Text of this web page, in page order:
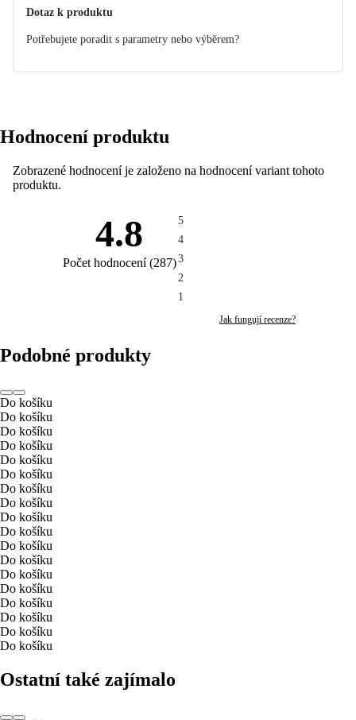
Dotaz k produktu
Potřebujete poradit s parametry nebo výběrem?
Hodnocení produktu
Zobrazené hodnocení je založeno na hodnocení variant tohoto
produktu.
4.8
Počet hodnocení(287)
5
4
3
2
1
Jak fungují recenze?
Podobné produkty
Do košíku
Do košíku
Do košíku
Do košíku
Do košíku
Do košíku
Do košíku
Do košíku
Do košíku
Do košíku
Do košíku
Do košíku
Do košíku
Do košíku
Do košíku
Do košíku
Do košíku
Do košíku
Ostatní také zajímalo